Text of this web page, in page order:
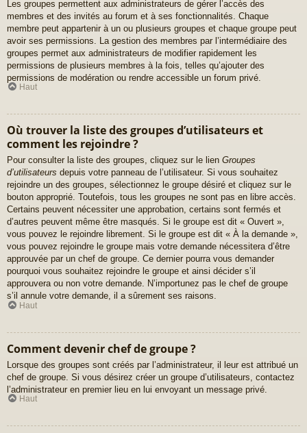
Les groupes permettent aux administrateurs de gérer l’accès des
membres et des invités au forum et à ses fonctionnalités. Chaque
membre peut appartenir à un ou plusieurs groupes et chaque groupe peut
avoir ses permissions. La gestion des membres par l’intermédiaire des
groupes permet aux administrateurs de modifier rapidement les
permissions de plusieurs membres à la fois, telles qu’ajouter des
permissions de modération ou rendre accessible un forum privé.
Haut
Où trouver la liste des groupes d’utilisateurs et
comment les rejoindre ?
Pour consulter la liste des groupes, cliquez sur le lien Groupes
d’utilisateurs depuis votre panneau de l’utilisateur. Si vous souhaitez
rejoindre un des groupes, sélectionnez le groupe désiré et cliquez sur le
bouton approprié. Toutefois, tous les groupes ne sont pas en libre accès.
Certains peuvent nécessiter une approbation, certains sont fermés et
d’autres peuvent même être masqués. Si le groupe est dit « Ouvert »,
vous pouvez le rejoindre librement. Si le groupe est dit « À la demande »,
vous pouvez rejoindre le groupe mais votre demande nécessitera d’être
approuvée par un chef de groupe. Ce dernier pourra vous demander
pourquoi vous souhaitez rejoindre le groupe et ainsi décider s’il
approuvera ou non votre demande. N’importunez pas le chef de groupe
s’il annule votre demande, il a sûrement ses raisons.
Haut
Comment devenir chef de groupe ?
Lorsque des groupes sont créés par l’administrateur, il leur est attribué un
chef de groupe. Si vous désirez créer un groupe d’utilisateurs, contactez
l’administrateur en premier lieu en lui envoyant un message privé.
Haut